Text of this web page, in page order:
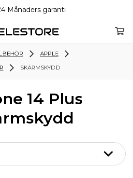
Månaders garanti
APPLE
SKÄRMSKYDD
14 Plus